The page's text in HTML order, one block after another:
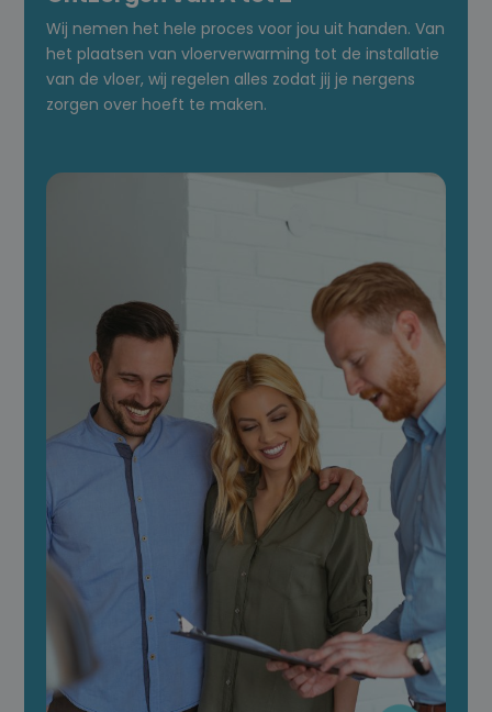
Wij nemen het hele proces voor jou uit handen. Van
het plaatsen van vloerverwarming tot de installatie
van de vloer, wij regelen alles zodat jij je nergens
zorgen over hoeft te maken.